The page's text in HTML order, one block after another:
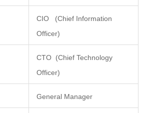
CIO (Chief Information
Officer)
CTO (Chief Technology
Officer)
General Manager